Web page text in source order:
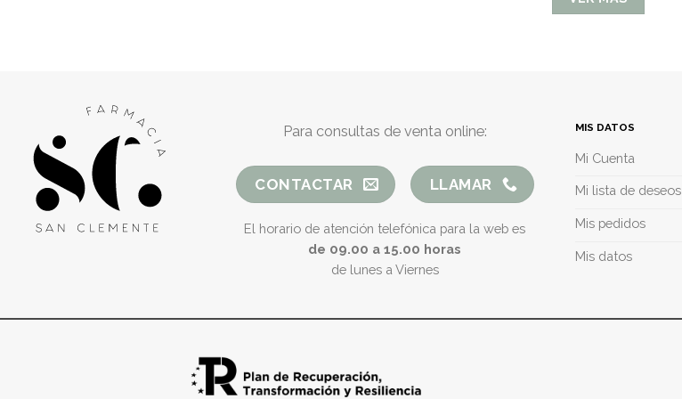
Para consultas de venta online:
CONTACTAR LLAMAR
El horario de atención telefónica para la web es
de 09.00 a 15.00 horas
de lunes a Viernes
MIS DATOS
Mi Cuenta
Mi lista de deseos
Mis pedidos
Mis datos